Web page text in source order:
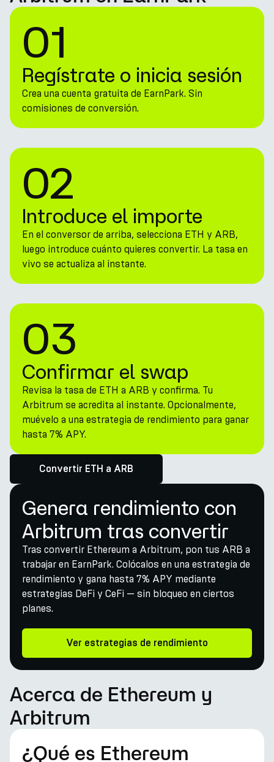
01
Regístrate o inicia sesión
Crea una cuenta gratuita de EarnPark. Sin
comisiones de conversión.
02
Introduce el importe
En el conversor de arriba, selecciona ETH y ARB,
luego introduce cuánto quieres convertir. La tasa en
vivo se actualiza al instante.
03
Confirmar el swap
Revisa la tasa de ETH a ARB y confirma. Tu
Arbitrum se acredita al instante. Opcionalmente,
muévelo a una estrategia de rendimiento para ganar
hasta 7% APY.
Convertir ETH a ARB
Genera rendimiento con
Arbitrum tras convertir
Tras convertir Ethereum a Arbitrum, pon tus ARB a
trabajar en EarnPark. Colócalos en una estrategia de
rendimiento y gana hasta 7% APY mediante
estrategias DeFi y CeFi — sin bloqueo en ciertos
planes.
Ver estrategias de rendimiento
Acerca de Ethereum y
Arbitrum
¿Qué es Ethereum